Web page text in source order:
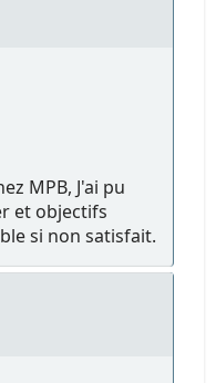
MPB, J'ai pu
et objectifs
si non satisfait.